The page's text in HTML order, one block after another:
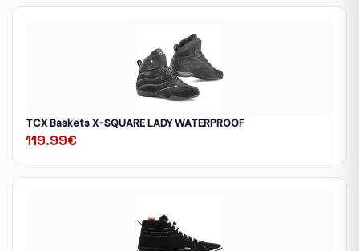
TCX Baskets X-SQUARE LADY WATERPROOF
119.99€